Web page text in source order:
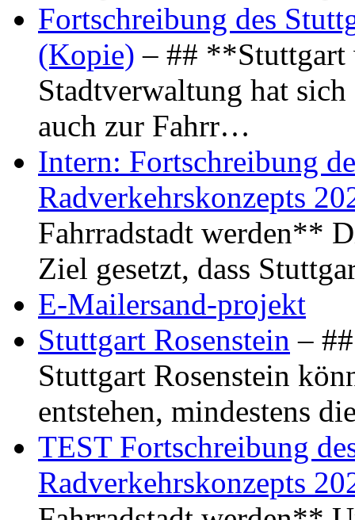
Fortschreibung des
(Kopie) – ## **Stuttgart
Stadtverwaltung hat
auch zur Fahrr…
Intern: Fortschreibung
Radverkehrskonzepts
Fahrradstadt werden**
Ziel gesetzt, dass
E-Mailersand-projekt
Stuttgart Rosenstein –
Stuttgart Rosenstein
entstehen, mindestens
TEST Fortschreibung
Radverkehrskonzepts